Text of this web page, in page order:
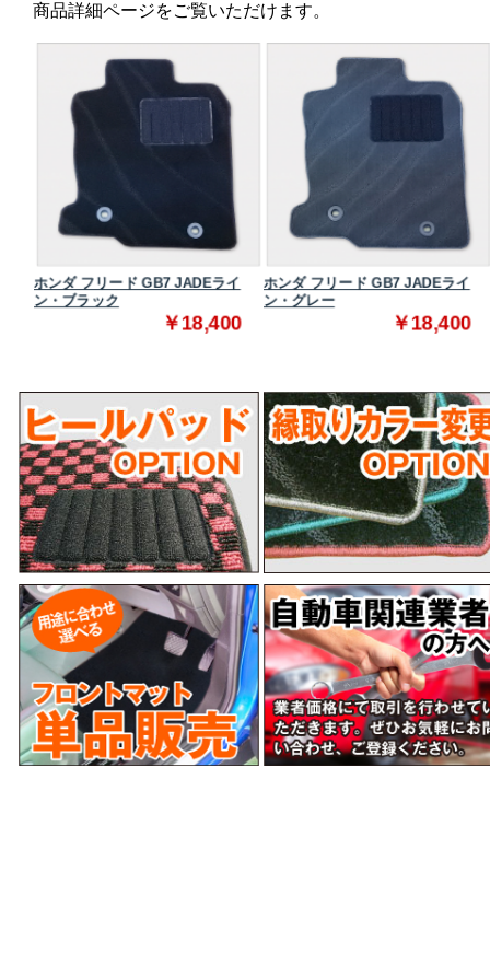
商品詳細ページをご覧いただけます。
ホンダ フリード GB7 JADEライ
ン・ブラック
￥18,400
ホンダ フリード GB7 JADEライ
ン・グレー
￥18,400